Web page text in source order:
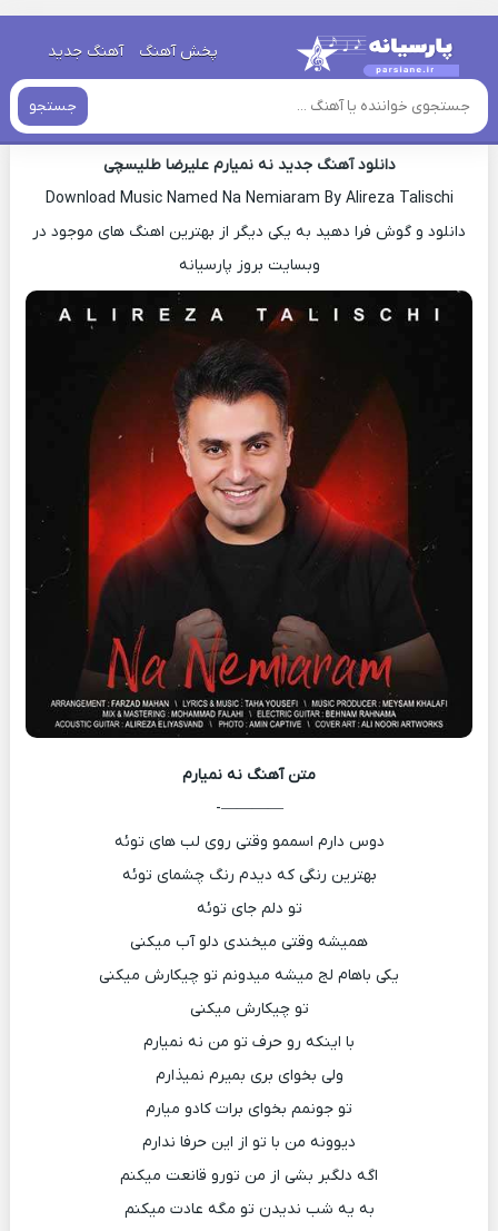
پخش آهنگ آهنگ جدید
جستجو
خانه » دانلود آهنگ جدید
اهنگ علیرضا طلیسچی نه نمیارم جدید
دانلود آهنگ جدید نه نمیارم علیرضا طلیسچی
Download Music Named Na Nemiaram By Alireza Talischi
دانلود و گوش فرا دهید به یکی دیگر از بهترین اهنگ های موجود در
وبسایت بروز پارسیانه
متن آهنگ نه نمیارم
————-
دوس دارم اسممو وقتی روی لب های توئه
بهترین رنگی که دیدم رنگ چشمای توئه
تو دلم جای توئه
همیشه وقتی میخندی دلو آب میکنی
یکی باهام لج میشه میدونم تو چیکارش میکنی
تو چیکارش میکنی
با اینکه رو حرف تو من نه نمیارم
ولی بخوای بری بمیرم نمیذارم
تو جونمم بخوای برات کادو میارم
دیوونه من با تو از این حرفا ندارم
اگه دلگبر بشی از من تورو قانعت میکنم
به یه شب ندیدن تو مگه عادت میکنم